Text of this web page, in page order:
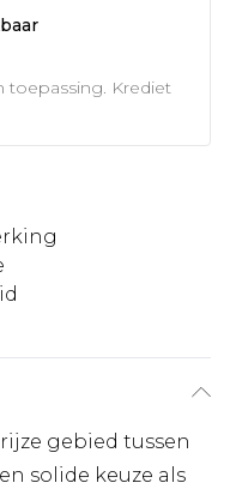
toepassing. Krediet
gebied tussen
solide keuze als